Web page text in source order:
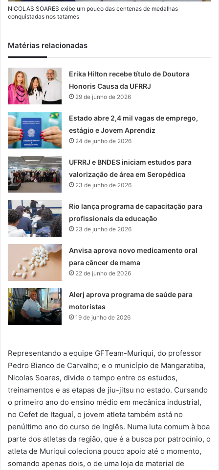
NICOLAS SOARES exibe um pouco das centenas de medalhas
conquistadas nos tatames
Matérias relacionadas
Erika Hilton recebe título de Doutora
Honoris Causa da UFRRJ
29 de junho de 2026
Estado abre 2,4 mil vagas de emprego,
estágio e Jovem Aprendiz
24 de junho de 2026
UFRRJ e BNDES iniciam estudos para
valorização de área em Seropédica
23 de junho de 2026
Rio lança programa de capacitação para
profissionais da educação
23 de junho de 2026
Anvisa aprova novo medicamento oral
para câncer de mama
22 de junho de 2026
Alerj aprova programa de saúde para
motoristas
19 de junho de 2026
Representando a equipe GFTeam-Muriqui, do professor
Pedro Bianco de Carvalho; e o município de Mangaratiba,
Nicolas Soares, divide o tempo entre os estudos,
treinamentos e as etapas de jiu-jitsu no estado. Cursando
o primeiro ano do ensino médio em mecânica industrial,
no Cefet de Itaguaí, o jovem atleta também está no
penúltimo ano do curso de Inglês. Numa luta comum à boa
parte dos atletas da região, que é a busca por patrocínio, o
atleta de Muriqui coleciona pouco apoio até o momento,
somando apenas dois, o de uma loja de material de